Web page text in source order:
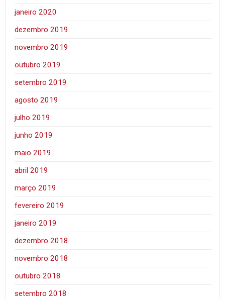
janeiro 2020
dezembro 2019
novembro 2019
outubro 2019
setembro 2019
agosto 2019
julho 2019
junho 2019
maio 2019
abril 2019
março 2019
fevereiro 2019
janeiro 2019
dezembro 2018
novembro 2018
outubro 2018
setembro 2018